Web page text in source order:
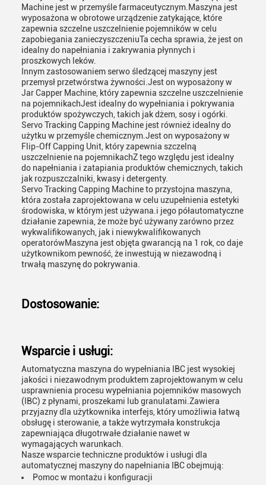
Machine jest w przemyśle farmaceutycznym.Maszyna jest
wyposażona w obrotowe urządzenie zatykające, które
zapewnia szczelne uszczelnienie pojemników w celu
zapobiegania zanieczyszczeniuTa cecha sprawia, że jest on
idealny do napełniania i zakrywania płynnych i
proszkowych leków.
Innym zastosowaniem serwo śledzącej maszyny jest
przemysł przetwórstwa żywności.Jest on wyposażony w
Jar Capper Machine, który zapewnia szczelne uszczelnienie
na pojemnikachJest idealny do wypełniania i pokrywania
produktów spożywczych, takich jak dżem, sosy i ogórki.
Servo Tracking Capping Machine jest również idealny do
użytku w przemyśle chemicznym.Jest on wyposażony w
Flip-Off Capping Unit, który zapewnia szczelną
uszczelnienie na pojemnikachZ tego względu jest idealny
do napełniania i zatapiania produktów chemicznych, takich
jak rozpuszczalniki, kwasy i detergenty.
Servo Tracking Capping Machine to przystojna maszyna,
która została zaprojektowana w celu uzupełnienia estetyki
środowiska, w którym jest używana.i jego półautomatyczne
działanie zapewnia, że może być używany zarówno przez
wykwalifikowanych, jak i niewykwalifikowanych
operatorówMaszyna jest objęta gwarancją na 1 rok, co daje
użytkownikom pewność, że inwestują w niezawodną i
trwałą maszynę do pokrywania.
Dostosowanie:
Wsparcie i usługi:
Automatyczna maszyna do wypełniania IBC jest wysokiej
jakości i niezawodnym produktem zaprojektowanym w celu
usprawnienia procesu wypełniania pojemników masowych
(IBC) z płynami, proszekami lub granulatami.Zawiera
przyjazny dla użytkownika interfejs, który umożliwia łatwą
obsługę i sterowanie, a także wytrzymała konstrukcja
zapewniająca długotrwałe działanie nawet w
wymagających warunkach.
Nasze wsparcie techniczne produktów i usługi dla
automatycznej maszyny do napełniania IBC obejmują:
Pomoc w montażu i konfiguracji